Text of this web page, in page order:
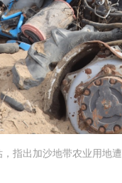
指出加沙地带农业用地